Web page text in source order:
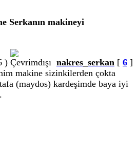
Serkanın makineyi
)
nakres_serkan [ 6 ]
makine sizinkilerden çokta
(maydos) kardeşimde baya iyi